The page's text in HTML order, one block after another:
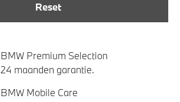
Reset
BMW Premium Selection
24 maanden garantie.
BMW Mobile Care